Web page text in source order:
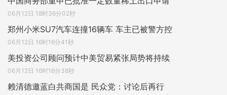
06月12日 18时36分02秒
郑州小米SU7汽车连撞16辆车 车主已被警方控
06月12日 16时16分41秒
美投资公司顾问预计中美贸易紧张局势将持续
06月12日 16时16分38秒
赖清德邀蓝白共商国是 民众党：讨论后再行